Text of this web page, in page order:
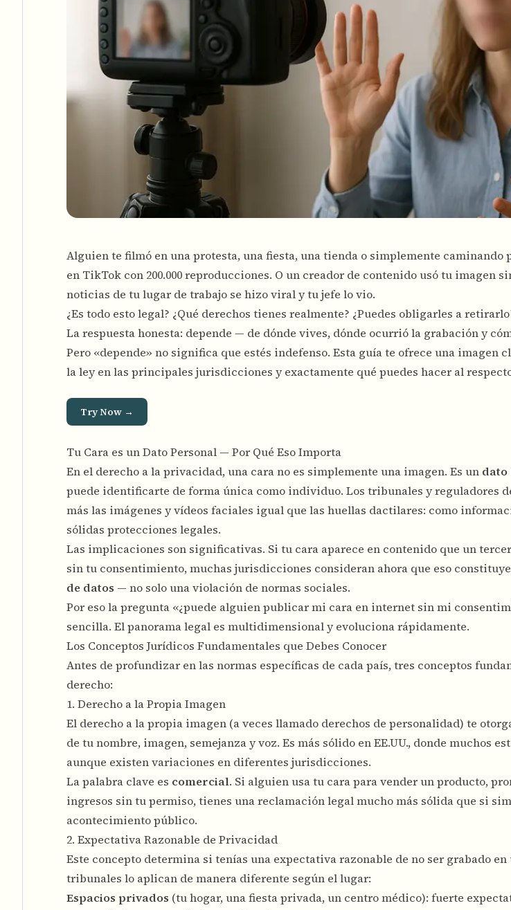
Alguien te filmó en una protesta, una fiesta, una tienda o simplemente caminando
en TikTok con 200.000 reproducciones. O un creador de contenido usó tu imagen
noticias de tu lugar de trabajo se hizo viral y tu jefe lo vio.
¿Es todo esto legal? ¿Qué derechos tienes realmente? ¿Puedes obligarles a
La respuesta honesta: depende — de dónde vives, dónde ocurrió la grabación y
Pero «depende» no significa que estés indefenso. Esta guía te ofrece una imagen
la ley en las principales jurisdicciones y exactamente qué puedes hacer al
Try Now →
Tu Cara es un Dato Personal — Por Qué Eso Importa
En el derecho a la privacidad, una cara no es simplemente una imagen. Es un
puede identificarte de forma única como individuo. Los tribunales y reguladores
más las imágenes y vídeos faciales igual que las huellas dactilares: como
sólidas protecciones legales.
Las implicaciones son significativas. Si tu cara aparece en contenido que un
sin tu consentimiento, muchas jurisdicciones consideran ahora que eso
de datos — no solo una violación de normas sociales.
Por eso la pregunta «¿puede alguien publicar mi cara en internet sin mi
sencilla. El panorama legal es multidimensional y evoluciona rápidamente.
Los Conceptos Jurídicos Fundamentales que Debes Conocer
Antes de profundizar en las normas específicas de cada país, tres conceptos
derecho:
1. Derecho a la Propia Imagen
El derecho a la propia imagen (a veces llamado derechos de personalidad) te
de tu nombre, imagen, semejanza y voz. Es más sólido en EE.UU., donde muchos
aunque existen variaciones en diferentes jurisdicciones.
La palabra clave es comercial. Si alguien usa tu cara para vender un producto,
ingresos sin tu permiso, tienes una reclamación legal mucho más sólida que si
acontecimiento público.
2. Expectativa Razonable de Privacidad
Este concepto determina si tenías una expectativa razonable de no ser grabado
tribunales lo aplican de manera diferente según el lugar:
Espacios privados (tu hogar, una fiesta privada, un centro médico): fuerte